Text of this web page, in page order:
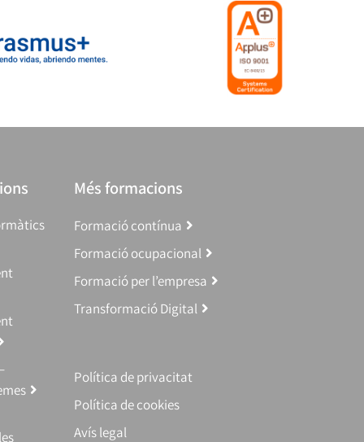
Més formacions
Formació contínua
Formació ocupacional
Formació per l’empresa
Transformació Digital
Política de privacitat
Política de cookies
Avís legal